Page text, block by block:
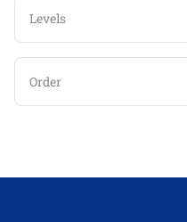
Levels
Order